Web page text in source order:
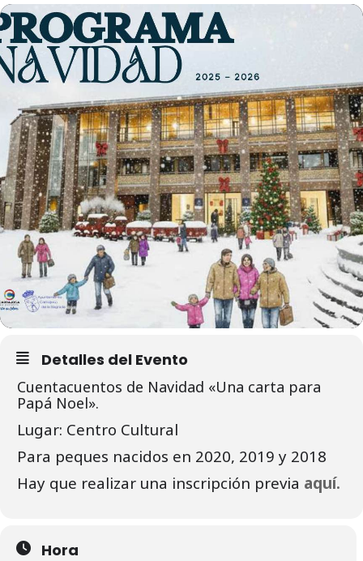
Detalles del Evento
Cuentacuentos de Navidad «Una carta para
Papá Noel».
Lugar: Centro Cultural
Para peques nacidos en 2020, 2019 y 2018
Hay que realizar una inscripción previa aquí.
Hora